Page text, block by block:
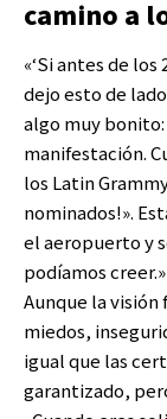
camino a
«‘Si antes de
dejo esto de
algo muy
manifestación.
los Latin
nominados!».
el aeropuerto y
podíamos creer.»
Aunque la visión
miedos,
igual que las
garantizado,